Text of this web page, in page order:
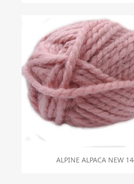
ALPINE ALPACA NEW